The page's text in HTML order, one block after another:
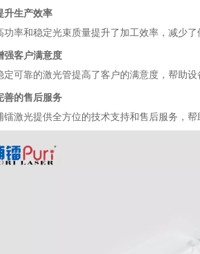
升生产效率
功率和稳定光束质量提升了加工效率，减少
强客户满意度
定可靠的激光管提高了客户的满意度，帮助
善的售后服务
镭激光提供全方位的技术支持和售后服务，